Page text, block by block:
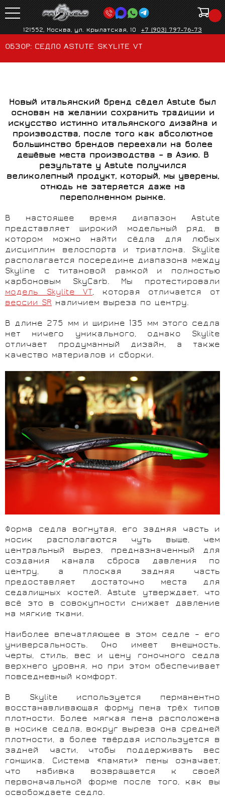
121552, Москва, ул. Крылатская, 10 +7 (903) 797-76-73
ОБЗОР: СЕДЛО ASTUTE SKYLITE VT
Новый итальянский бренд сёдел Astute был
основан на желании сохранить традиции и
искусство истинно итальянского дизайна и
производства, после того как абсолютное
большинство брендов переехали на более
дешёвые места производства – в Азию. В
результате у Astute получился
великолепный продукт, который, мы уверены,
отнюдь не затеряется даже на
переполненном рынке.
В настоящее время диапазон Astute
представляет широкий модельный ряд, в
котором можно найти сёдла для любых
дисциплин велоспорта и триатлона. Skylite
располагается посередине диапазона между
Skyline с титановой рамкой и полностью
карбоновым SkyCarb. Мы протестировали
модель Skylite VT, которая отличается от
версии SR наличием выреза по центру.
В длине 275 мм и ширине 135 мм этого седла
нет ничего уникального, однако Skylite
отличает продуманный дизайн, а также
качество материалов и сборки.
Форма седла вогнутая, его задняя часть и
носик располагаются чуть выше, чем
центральный вырез, предназначенный для
создания канала сброса давления по
центру, а плоская задняя часть
предоставляет достаточно места для
седалищных костей. Astute утверждает, что
всё это в совокупности снижает давление
на мягкие ткани.
Наиболее впечатляющее в этом седле – его
универсальность. Оно имеет внешность,
черты, стиль, вес и цену гоночного седла
верхнего уровня, но при этом обеспечивает
повседневный комфорт.
В Skylite используется перманентно
восстанавливающая форму пена трёх типов
плотности. Более мягкая пена расположена
в носике седла, вокруг выреза она средней
плотности, а более твёрдая используется в
задней части, чтобы поддерживать вес
гонщика. Система «памяти» пены означает,
что набивка возвращается к своей
первоначальной форме после того, как вы
освобождаете седло.